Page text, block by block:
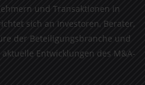
und Transaktionen in
sich an Investoren, Berater,
der Beteiligungsbranche und
Entwicklungen des M&A-